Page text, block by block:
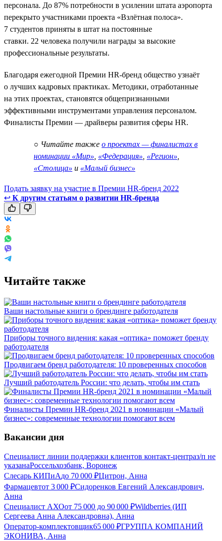
персонала. До 87% потребности в усилении штата аэропорта
перекрыто участниками проекта «Взлётная полоса».
7 студентов приняты в штат на постоянные
ставки. 22 человека получили награды за высокие
профессиональные результаты.
Благодаря ежегодной Премии HR-бренд общество узнаёт
о лучших кадровых практиках. Методики, отработанные
на этих проектах, становятся общепризнанными
эффективными инструментами управления персоналом.
Финалисты Премии — драйверы развития сферы HR.
○ Читайте также о проектах — финалистах в
номинации «Мир» «Федерация» «Регион»
«Столица» и «Малый бизнес»
Подать заявку на участие в Премии HR-бренд 2022
↩ К другим статьям о развитии HR-бренда
Читайте также
Ваши настольные книги о брендинге работодателя
Приборы точного видения: какая «оптика» поможет бренду
работодателя
Продвигаем бренд работодателя: 10 проверенных способов
Лучший работодатель России: что делать, чтобы им стать
Финалисты Премии HR-бренд 2021 в номинации «Малый
бизнес»: современные технологии помогают всем
Вакансии дня
Специалист линии поддержки клиентов контакт-центраз/п не
указанаРоссельхозбанк, Воронеж
Слесарь КИПиАдо 70 000 ₽Цитрон, Анна
Фармацевтот 3 000 ₽Сидоренков Евгений Александрович,
Анна
Специалист АХОот 75 000 до 90 000 ₽Wildberries (ИП
Сергеева Анна Александровна), Анна
Оператор-комплектовщик65 000 ₽ГРУППА КОМПАНИЙ
ЭКОНИВА, Анна